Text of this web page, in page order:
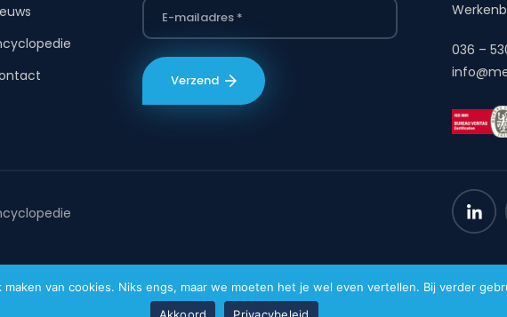
036 –
van cookies. Niks engs, maar we moeten het je wel even vertellen. Bij verder
Akkoord
Privacybeleid